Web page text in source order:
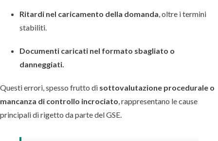
Ritardi nel caricamento della domanda, oltre i termini
stabiliti.
Documenti caricati nel formato sbagliato o
danneggiati.
Questi errori, spesso frutto di sottovalutazione procedurale o
mancanza di controllo incrociato, rappresentano le cause
principali di rigetto da parte del GSE.